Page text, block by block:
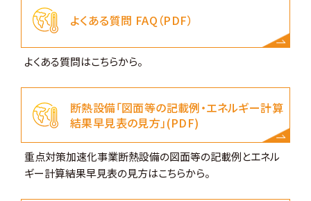
よくある質問 FAQ（PDF）
よくある質問はこちらから。
断熱設備「図面等の記載例・エネルギー計算
結果早見表の見方」(PDF)
重点対策加速化事業断熱設備の図面等の記載例とエネル
ギー計算結果早見表の見方はこちらから。